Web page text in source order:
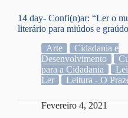
14 day- Confi(n)ar: “Ler o
literário para miúdos e
Arte
Cidadania e
Desenvolvimento
para a Cidadania
Ler
Leitura - O
Fevereiro 4, 2021